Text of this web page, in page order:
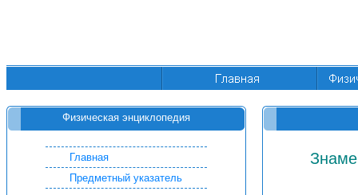
Физическая энциклопедия
Главная
Предметный указатель